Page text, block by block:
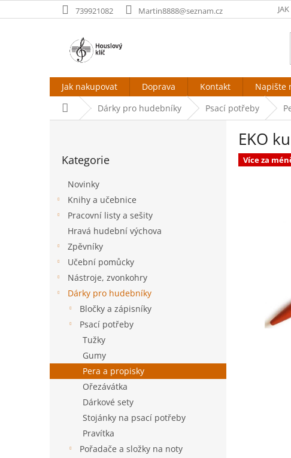
na
739921082 Martin8888@seznam.cz
Jak nakupovat Doprava Kontakt Napište
Domů Dárky pro hudebníky Psací potřeby
kategorie
Kategorie
Novinky
Knihy a učebnice
Pracovní listy a sešity
Hravá hudební výchova
Zpěvníky
Učební pomůcky
Nástroje, zvonkohry
Dárky pro hudebníky
Bločky a zápisníky
Psací potřeby
Tužky
Gumy
Pera a propisky
Ořezávátka
Dárkové sety
Stojánky na psací potřeby
Pravítka
Pořadače a složky na noty
EKO
Více za